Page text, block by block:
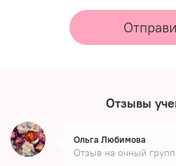
Отзывы
Ольга Любимова
Отзыв на очный